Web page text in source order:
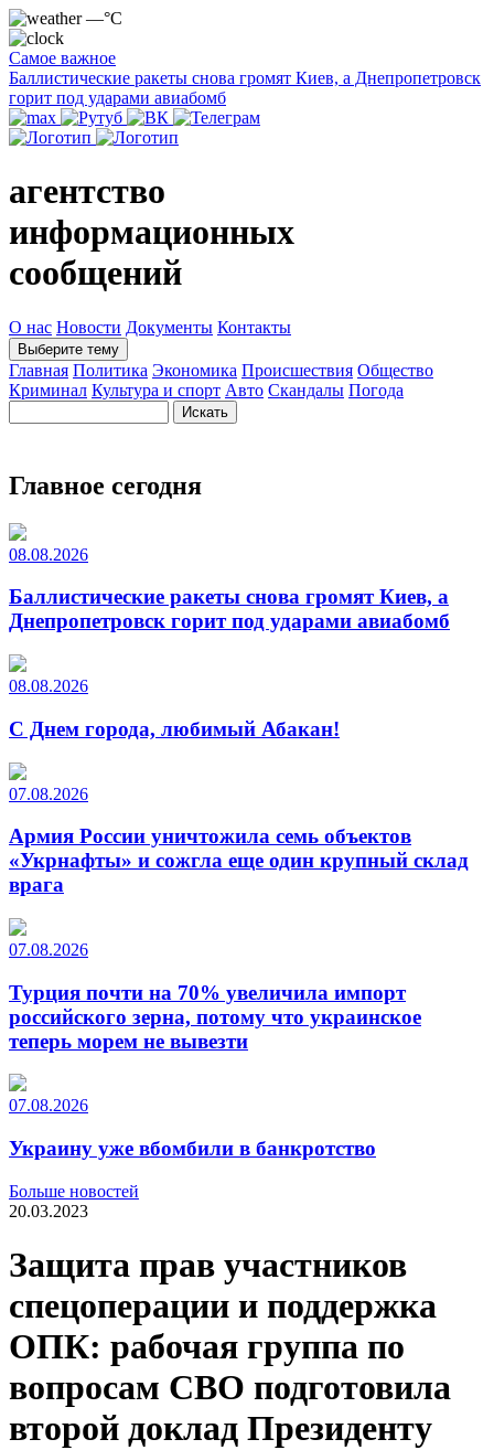
—°C
Самое важное
Баллистические ракеты снова громят Киев, а Днепропетровск
горит под ударами авиабомб
агентство
информационных
сообщений
О нас Новости Документы Контакты
Выберите тему
Главная Политика Экономика Происшествия Общество
Криминал Культура и спорт Авто Скандалы Погода
Главное сегодня
08.08.2026
Баллистические ракеты снова громят Киев, а
Днепропетровск горит под ударами авиабомб
08.08.2026
С Днем города, любимый Абакан!
07.08.2026
Армия России уничтожила семь объектов
«Укрнафты» и сожгла еще один крупный склад
врага
07.08.2026
Турция почти на 70% увеличила импорт
российского зерна, потому что украинское
теперь морем не вывезти
07.08.2026
Украину уже вбомбили в банкротство
Больше новостей
20.03.2023
Защита прав участников
спецоперации и поддержка
ОПК: рабочая группа по
вопросам СВО подготовила
второй доклад Президенту